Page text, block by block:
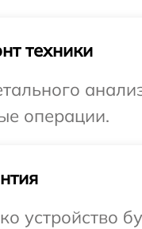
техники
операции.
устройство